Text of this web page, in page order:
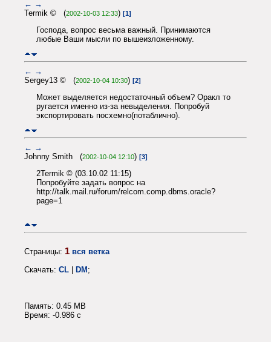
← →
Termik © (2002-10-03 12:33) [1]
Господа, вопрос весьма важный. Принимаются
любые Ваши мысли по вышеизложенному.
← →
Sergey13 © (2002-10-04 10:30) [2]
Может выделяется недостаточный объем? Оракл то
ругается именно из-за невыделения. Попробуй
экспортировать посхемно(потаблично).
← →
Johnny Smith (2002-10-04 12:10) [3]
2Termik © (03.10.02 11:15)
Попробуйте задать вопрос на
http://talk.mail.ru/forum/relcom.comp.dbms.oracle?
page=1
Страницы: 1 вся ветка
Скачать: CL | DM;
Память: 0.45 MB
Время: -0.986 c